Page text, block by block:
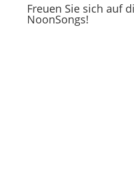
Freuen Sie sich auf
NoonSongs!